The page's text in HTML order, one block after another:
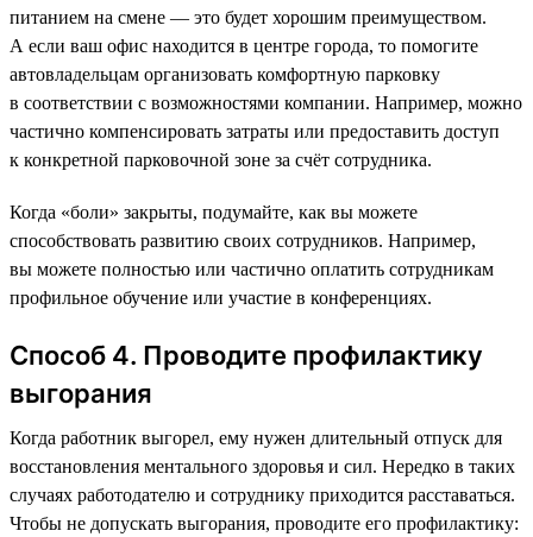
питанием на смене — это будет хорошим преимуществом.
А если ваш офис находится в центре города, то помогите
автовладельцам организовать комфортную парковку
в соответствии с возможностями компании. Например, можно
частично компенсировать затраты или предоставить доступ
к конкретной парковочной зоне за счёт сотрудника.
Когда «боли» закрыты, подумайте, как вы можете
способствовать развитию своих сотрудников. Например,
вы можете полностью или частично оплатить сотрудникам
профильное обучение или участие в конференциях.
Способ 4. Проводите профилактику
выгорания
Когда работник выгорел, ему нужен длительный отпуск для
восстановления ментального здоровья и сил. Нередко в таких
случаях работодателю и сотруднику приходится расставаться.
Чтобы не допускать выгорания, проводите его профилактику: